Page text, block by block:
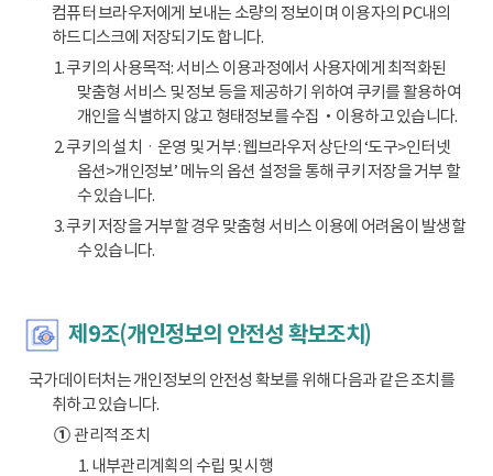
컴퓨터 브라우저에게 보내는 소량의 정보이며 이용자의 PC내의
하드디스크에 저장되기도 합니다.
1. 쿠키의 사용목적: 서비스 이용과정에서 사용자에게 최적화된
맞춤형 서비스 및 정보 등을 제공하기 위하여 쿠키를 활용하여
개인을 식별하지 않고 형태정보를 수집‧이용하고 있습니다.
2. 쿠키의 설치ㆍ운영 및 거부 : 웹브라우저 상단의 ‘도구>인터넷
옵션>개인정보’ 메뉴의 옵션 설정을 통해 쿠키 저장을 거부 할
수 있습니다.
3. 쿠키 저장을 거부할 경우 맞춤형 서비스 이용에 어려움이 발생할
수 있습니다.
제9조(개인정보의 안전성 확보조치)
국가데이터처는 개인정보의 안전성 확보를 위해 다음과 같은 조치를
취하고 있습니다.
①관리적 조치
1. 내부관리계획의 수립 및 시행